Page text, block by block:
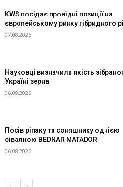
KWS посідає провідні позиції на
європейському ринку гібридного
07.08.2026
Науковці визначили якість
Україні зерна
06.08.2026
Посів ріпаку та соняшнику однією
сівалкою BEDNAR MATADOR
06.08.2026